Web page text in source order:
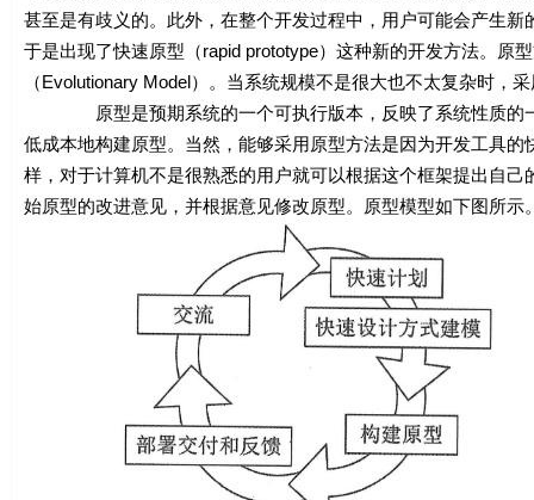
甚至是有歧义的。此外，在整个开发过程中，用户可能会产生
于是出现了快速原型（rapid prototype）这种新的开发方法。原
（Evolutionary Model）。当系统规模不是很大也不太复杂时，
原型是预期系统的一个可执行版本，反映了系统性质的一
低成本地构建原型。当然，能够采用原型方法是因为开发工具
样，对于计算机不是很熟悉的用户就可以根据这个框架提出自
始原型的改进意见，并根据意见修改原型。原型模型如下图所示